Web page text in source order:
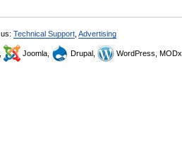
Technical Support Advertising
Joomla, Drupal, WordPress, MODx.